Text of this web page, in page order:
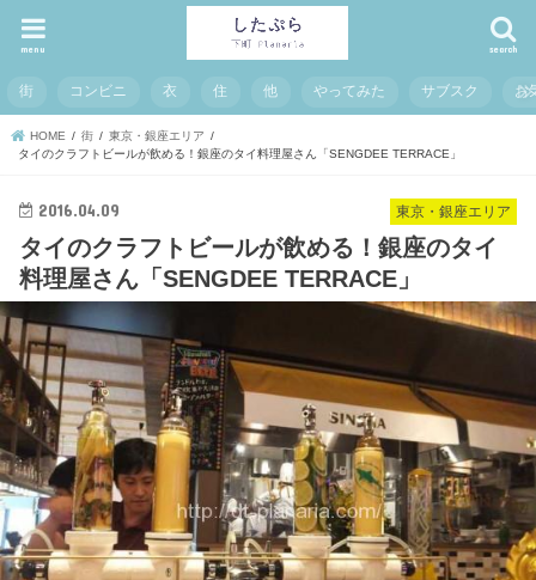
search
menu
街 コンビニ 衣 住 他 やってみた サブスク お
HOME 街
東京・銀座エリア
タイのクラフトビールが飲める！銀座のタイ料理屋さん「SENGDEE TERRACE」
東京・銀座エリア
2016.04.09
タイのクラフトビールが飲める！銀座のタイ
料理屋さん「SENGDEE TERRACE」